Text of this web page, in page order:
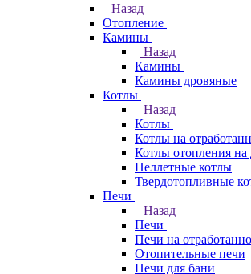
Назад
Отопление
Камины
Назад
Камины
Камины дровяные
Котлы
Назад
Котлы
Котлы на
Котлы отопления на
Пеллетные котлы
Твердотопливные
Печи
Назад
Печи
Печи на
Отопительные печи
Печи для бани